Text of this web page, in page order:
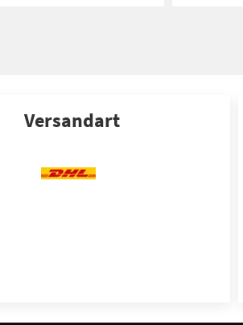
Versandart